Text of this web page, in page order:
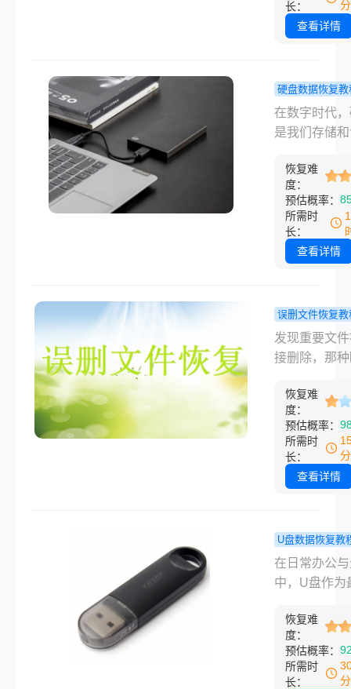
大部分文件
按照从系统
线下修复的
整理了可落
操办法，覆
硬盘格式化
据消失等常
场景。
次不经意的
触或鼠标拖
面文件夹误
恢复”这一棘
题，许多用
一反应往往
失措。其实
掌握科学的
辑并立即采
行动，找回
据的概率非
本文将结合
多种行之有
据恢复方案。
长：
查看详情
硬盘数据恢复教
盘结构损坏
法读取如何
速恢复！
在数字时代
是我们存储
然而，当磁
损坏且无法
时，我们可
临数据丢失
险。那么磁
探讨几种恢
结构损坏且
取的方法，
一些建议，
尽可能恢复
预防未来的
坏。
恢复难
度：
预估概率：
所需时
长：
查看详情
误删文件恢复教
接删除的东
么恢复？
文件还能找
吗！
发现重要文
接删除，那
别急着往电
新东西，直
的东西怎么
实有科学解
要数据没被
费到付费的
把几个实测
方法分享给
文覆盖误删
化、分区丢
备损坏等常
况，帮你快
入座。
恢复难
度：
预估概率：
所需时
长：
查看详情
U盘数据恢复教
提示格式化
恢复数据？
在日常办公
中，U盘作为
一，承载着
要文件。然
多用户都遭
样的崩溃瞬
恢复难
度：
预估概率：
所需时
长：